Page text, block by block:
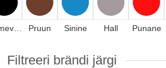
Pruun Sinine Hall Punane
Filtreeri brändi järgi